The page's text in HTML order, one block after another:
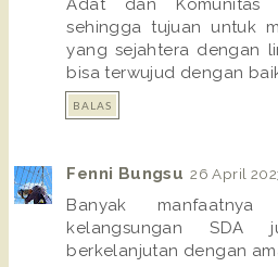
Adat dan Komunitas
sehingga tujuan untuk
yang sejahtera dengan
bisa terwujud dengan
BALAS
Fenni Bungsu 26 April
Banyak
kelangsungan SDA
berkelanjutan dengan